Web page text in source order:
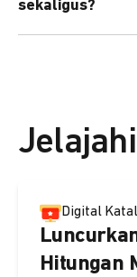
kebutuhan Anda.
sekaligus?
Digital
Hitungan